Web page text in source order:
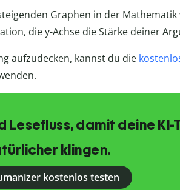
Graphen in der Mathematik
die y-Achse die Stärke deiner
aufzudecken, kannst du die
Lesefluss, damit deine KI-
klingen.
kostenlos testen